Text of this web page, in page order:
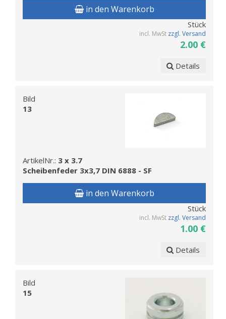
in den Warenkorb
Stück
incl. MwSt zzgl. Versand
2.00 €
Details
Bild
13
ArtikelNr.: 3 x 3.7
Scheibenfeder 3x3,7 DIN 6888 - SF
in den Warenkorb
Stück
incl. MwSt zzgl. Versand
1.00 €
Details
Bild
15